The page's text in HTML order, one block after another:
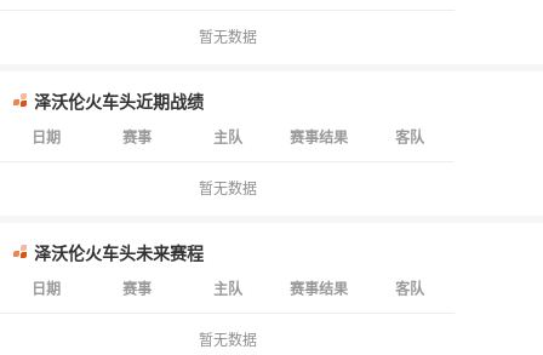
暂无数据
泽沃伦火车头近期战绩
日期 赛事 主队 赛事结果 客队
暂无数据
泽沃伦火车头未来赛程
日期 赛事 主队 赛事结果 客队
暂无数据